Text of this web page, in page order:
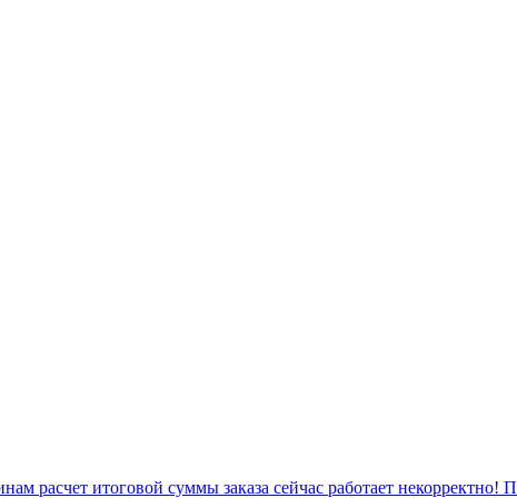
расчет итоговой суммы заказа сейчас работает